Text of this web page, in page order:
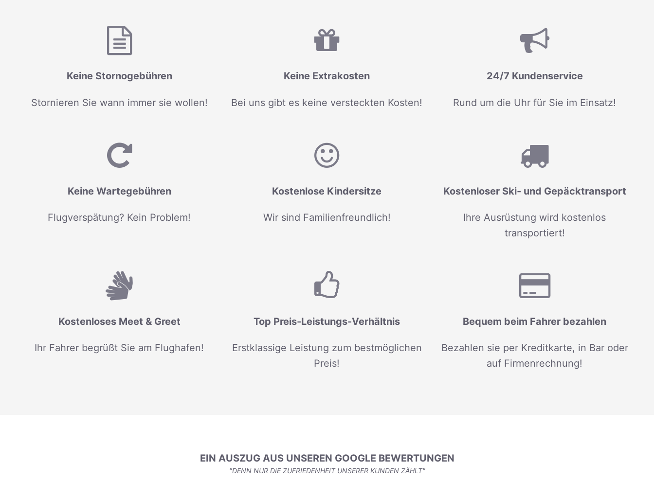
Keine Stornogebühren
Stornieren Sie wann immer sie wollen!
Keine Extrakosten
Bei uns gibt es keine versteckten Kosten!
24/7 Kundenservice
Rund um die Uhr für Sie im Einsatz!
Keine Wartegebühren
Flugverspätung? Kein Problem!
Kostenlose Kindersitze
Wir sind Familienfreundlich!
Kostenloser Ski- und Gepäcktransport
Ihre Ausrüstung wird kostenlos
transportiert!
Kostenloses Meet & Greet
Ihr Fahrer begrüßt Sie am Flughafen!
Top Preis-Leistungs-Verhältnis
Erstklassige Leistung zum bestmöglichen
Preis!
Bequem beim Fahrer bezahlen
Bezahlen sie per Kreditkarte, in Bar oder
auf Firmenrechnung!
EIN AUSZUG AUS UNSEREN GOOGLE BEWERTUNGEN
"DENN NUR DIE ZUFRIEDENHEIT UNSERER KUNDEN ZÄHLT"